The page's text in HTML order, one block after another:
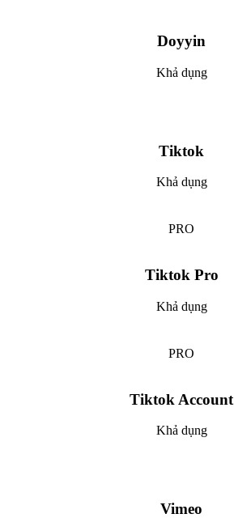
Doyyin
Khả dụng
Tiktok
Khả dụng
PRO
Tiktok Pro
Khả dụng
PRO
Tiktok Account
Khả dụng
Vimeo